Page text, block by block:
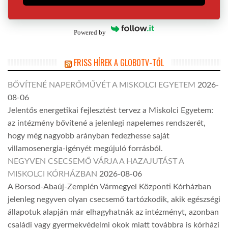
Powered by
FRISS HÍREK A GLOBOTV-TŐL
BŐVÍTENÉ NAPERŐMŰVÉT A MISKOLCI EGYETEM 2026-
08-06
Jelentős energetikai fejlesztést tervez a Miskolci Egyetem:
az intézmény bővítené a jelenlegi napelemes rendszerét,
hogy még nagyobb arányban fedezhesse saját
villamosenergia-igényét megújuló forrásból.
NEGYVEN CSECSEMŐ VÁRJA A HAZAJUTÁST A
MISKOLCI KÓRHÁZBAN 2026-08-06
A Borsod-Abaúj-Zemplén Vármegyei Központi Kórházban
jelenleg negyven olyan csecsemő tartózkodik, akik egészségi
állapotuk alapján már elhagyhatnák az intézményt, azonban
családi vagy gyermekvédelmi okok miatt továbbra is kórházi